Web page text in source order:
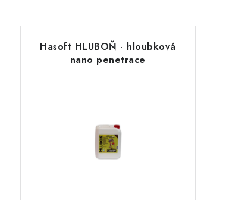
Hasoft HLUBOŇ - hloubková
nano penetrace